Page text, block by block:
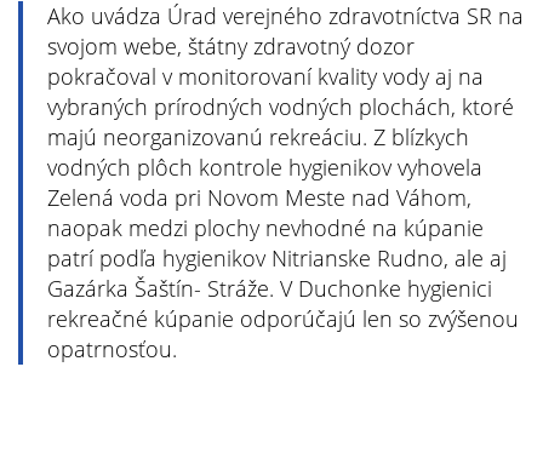
Ako uvádza Úrad verejného zdravotníctva SR na
svojom webe, štátny zdravotný dozor
pokračoval v monitorovaní kvality vody aj na
vybraných prírodných vodných plochách, ktoré
majú neorganizovanú rekreáciu. Z blízkych
vodných plôch kontrole hygienikov vyhovela
Zelená voda pri Novom Meste nad Váhom,
naopak medzi plochy nevhodné na kúpanie
patrí podľa hygienikov Nitrianske Rudno, ale aj
Gazárka Šaštín- Stráže. V Duchonke hygienici
rekreačné kúpanie odporúčajú len so zvýšenou
opatrnosťou.